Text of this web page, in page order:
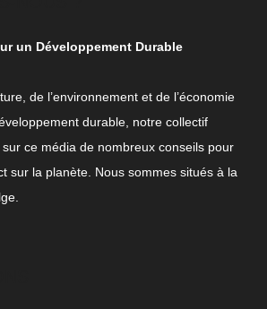
un Développement Durable
de l’environnement et de l’économie
durable, notre collectif
sur ce média de nombreux conseils pour
sur la planète. Nous sommes situés à la